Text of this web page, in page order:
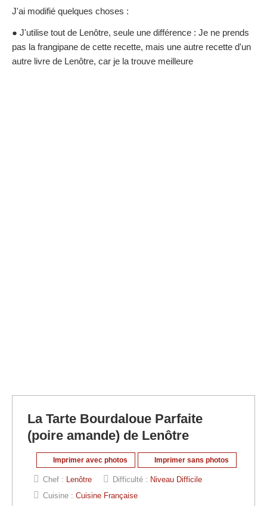
J'ai modifié quelques choses :
● J'utilise tout de Lenôtre, seule une différence : Je ne prends
pas la frangipane de cette recette, mais une autre recette d'un
autre livre de Lenôtre, car je la trouve meilleure
La Tarte Bourdaloue Parfaite
(poire amande) de Lenôtre
Imprimer avec photos Imprimer sans photos
Chef : Lenôtre Difficulté : Niveau Difficile
Cuisine : Cuisine Française